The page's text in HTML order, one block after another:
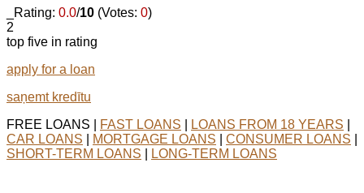
_Rating: 0.0/10 (Votes: 0)
2
top five in rating
apply for a loan
saņemt kredītu
FREE LOANS |
FAST LOANS LOANS FROM 18 YEARS
CAR LOANS
MORTGAGE LOANS CONSUMER LOANS
SHORT-TERM LOANS
LONG-TERM LOANS